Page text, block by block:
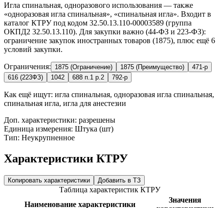
Игла спинальная, одноразового использования — также
«одноразовая игла спинальная», «спинальная игла». Входит в
каталог КТРУ под кодом 32.50.13.110-00003589 (группа
ОКПД2 32.50.13.110). Для закупки важно (44-ФЗ и 223-ФЗ):
ограничение закупок иностранных товаров (1875), плюс ещё 6
условий закупки.
Ограничения: 1875 (Ограничение) 1875 (Преимущество)
471-р
616 (223ФЗ)
1042 688 п.1 р.2 792-р
Как ещё ищут: игла спинальная, одноразовая игла спинальная,
спинальная игла, игла для анестезии
Доп. характеристики: разрешены
Единица измерения: Штука (шт)
Тип: Неукрупненное
Характеристики КТРУ
Копировать характеристики Добавить в ТЗ
Таблица характеристик КТРУ
Наименование характеристики
Значения